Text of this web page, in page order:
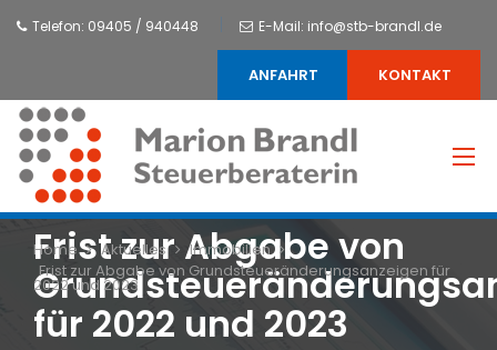
Telefon: 09405 / 940448 E-Mail: info@stb-brandl.de
ANFAHRT KONTAKT
Pfadnavigation
Home Aktuelles
Immobilien
Frist zur Abgabe von Grundsteueränderungsanzeigen für
2022 und 2023
Frist zur Abgabe von
für 2022 und 2023